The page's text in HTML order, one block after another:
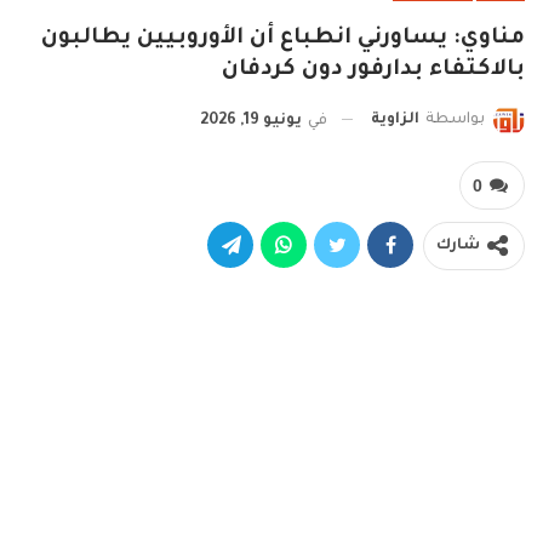
مناوي: يساورني انطباع أن الأوروبيين يطالبون
بالاكتفاء بدارفور دون كردفان
بواسطة الزاوية في يونيو 19, 2026
0
شارك